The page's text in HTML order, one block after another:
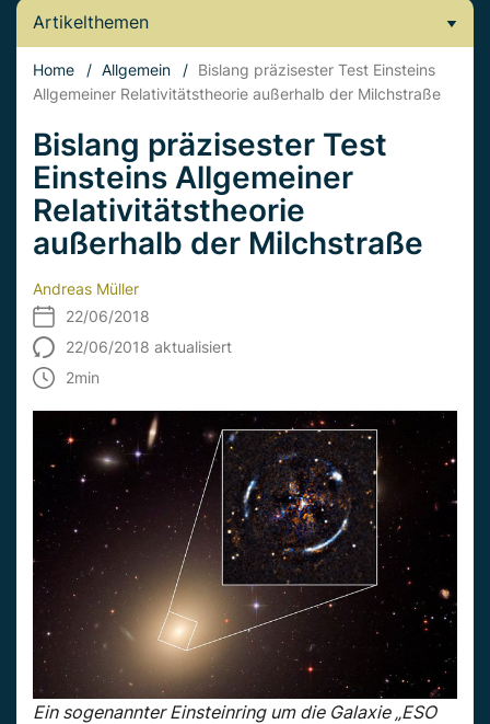
Artikelthemen
Home / Allgemein / Bislang präzisester Test Einsteins
Allgemeiner Relativitätstheorie außerhalb der Milchstraße
Bislang präzisester Test
Einsteins Allgemeiner
Relativitätstheorie
außerhalb der Milchstraße
Andreas Müller
22/06/2018
22/06/2018 aktualisiert
2min
Ein sogenannter Einsteinring um die Galaxie „ESO